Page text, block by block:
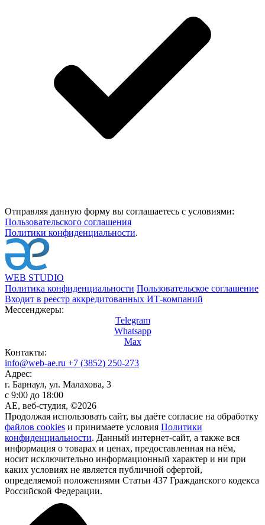
Отправляя данную форму вы соглашаетесь с условиями:
Пользовательского соглашения
Политики конфиденциальности.
WEB STUDIO
Политика конфиденциальности Пользовательское соглашение
Входит в реестр аккредитованных ИТ-компаний
Мессенджеры:
Telegram
Whatsapp
Max
Контакты:
info@web-ae.ru +7 (3852) 250-273
Адрес:
г. Барнаул, ул. Малахова, 3
с 9:00 до 18:00
АЕ, веб-студия, ©2026
Продолжая использовать сайт, вы даёте согласие на обработку
файлов cookies и принимаете условия Политики
конфиденциальности. Данный интернет-сайт, а также вся
информация о товарах и ценах, предоставленная на нём,
носит исключительно информационный характер и ни при
каких условиях не является публичной офертой,
определяемой положениями Статьи 437 Гражданского кодекса
Российской Федерации.